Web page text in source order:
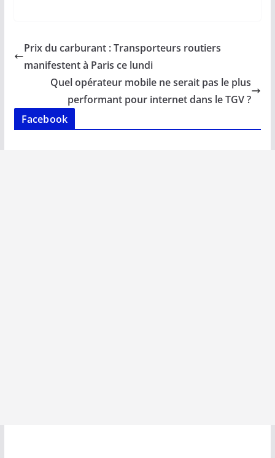
b
o
o
k
l s
A
p
p
e
dI
n
y
n
k
g
Prix du carburant : Transporteurs routiers
manifestent à Paris ce lundi
Quel opérateur mobile ne serait pas le plus
performant pour internet dans le TGV ?
Facebook